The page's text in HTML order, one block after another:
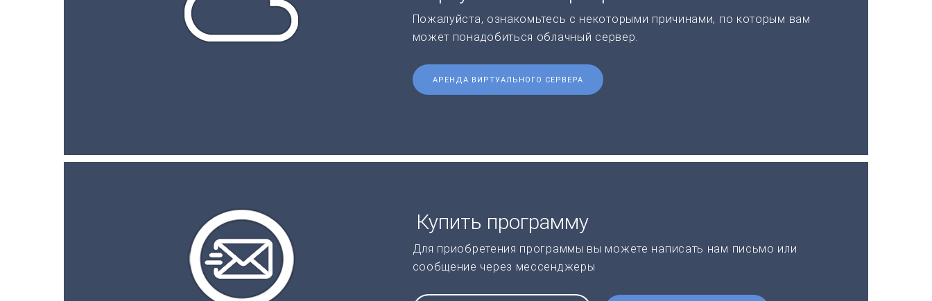
Пожалуйста, ознакомьтесь с некоторыми причинами, по которым вам
может понадобиться облачный сервер.
АРЕНДА ВИРТУАЛЬНОГО СЕРВЕРА
Купить программу
Для приобретения программы вы можете написать нам письмо или
сообщение через мессенджеры